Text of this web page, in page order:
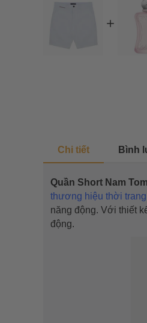
Chi tiết Bình
Quần Short Nam
thương hiệu thời trang
năng động. Với thiết
động.